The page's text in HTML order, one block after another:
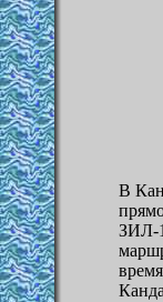
В
ЗИЛ-